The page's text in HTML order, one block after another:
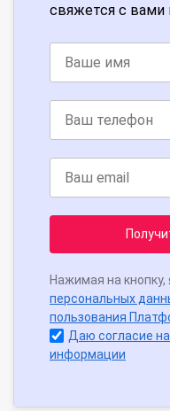
свяжется с
Нажимая на
персональных
пользования
Даю согласие
информации